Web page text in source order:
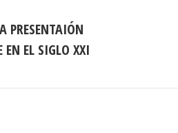
PRESENTAIÓN
EL SIGLO XXI